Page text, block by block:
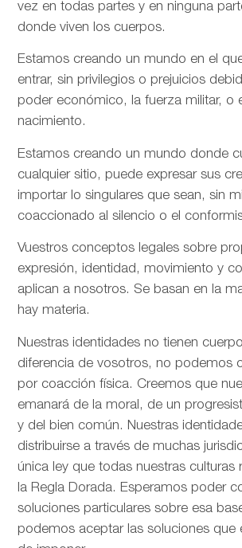
vez en todas partes y en ninguna
donde viven los cuerpos.
Estamos creando un mundo en el
entrar, sin privilegios o prejuicios
poder económico, la fuerza militar, o
nacimiento.
Estamos creando un mundo donde
cualquier sitio, puede expresar sus
importar lo singulares que sean, sin
coaccionado al silencio o el
Vuestros conceptos legales sobre
expresión, identidad, movimiento y
aplican a nosotros. Se basan en la
hay materia.
Nuestras identidades no tienen
diferencia de vosotros, no podemos
por coacción física. Creemos que
emanará de la moral, de un
y del bien común. Nuestras
distribuirse a través de muchas
única ley que todas nuestras culturas
la Regla Dorada. Esperamos poder
soluciones particulares sobre esa
podemos aceptar las soluciones que